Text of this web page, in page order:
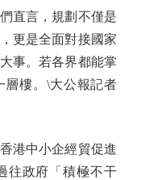
直言，規劃不僅是
更是全面對接國家
事。若各界都能掌
層樓。\大公報記者
港中小企經貿促進
往政府「積極不干